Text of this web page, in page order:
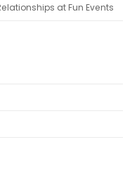
at Fun Events